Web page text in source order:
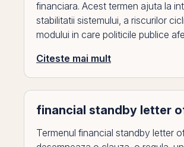
financiara. Acest termen ajuta la
stabilitatii sistemului, a riscurilor
modului in care politicile publice
Citeste mai mult
financial standby letter
Termenul financial standby letter